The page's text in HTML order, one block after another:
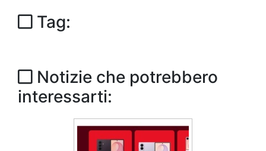
Tag:
Notizie che potrebbero
interessarti: